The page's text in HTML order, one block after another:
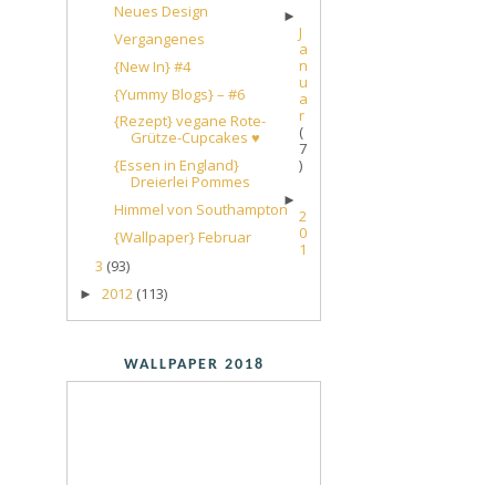
Neues Design
Vergangenes
{New In} #4
{Yummy Blogs} – #6
{Rezept} vegane Rote-
Grütze-Cupcakes ♥
{Essen in England}
Dreierlei Pommes
Himmel von Southampton
{Wallpaper} Februar
►
J
a
n
u
a
r
(
7
)
►
2
0
1
3 (93)
► 2012 (113)
WALLPAPER 2018